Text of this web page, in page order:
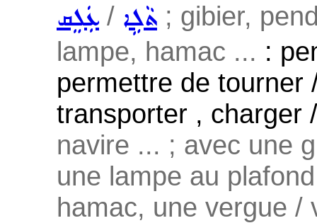
ܥܲܠܸܩ / ܬܵܠܹܐ ; gibier,
lampe, hamac ... :
permettre de tourner
transporter , charger
navire ... ; avec une
une lampe au
hamac, une vergue /